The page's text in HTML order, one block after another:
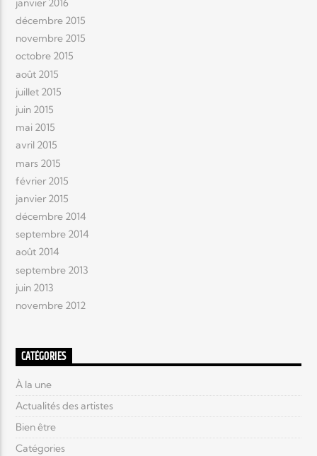
janvier 2016
décembre 2015
novembre 2015
octobre 2015
août 2015
juillet 2015
juin 2015
mai 2015
avril 2015
mars 2015
février 2015
janvier 2015
décembre 2014
septembre 2014
août 2014
septembre 2013
juin 2013
novembre 2012
CATÉGORIES
À la une
Actualités des artistes
Bien être
Catégories